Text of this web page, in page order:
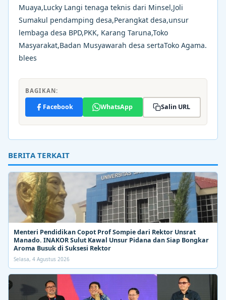
Muaya,Lucky Langi tenaga teknis dari Minsel,Joli
Sumakul pendamping desa,Perangkat desa,unsur
lembaga desa BPD,PKK, Karang Taruna,Toko
Masyarakat,Badan Musyawarah desa sertaToko Agama.
blees
BAGIKAN:
Facebook WhatsApp Salin URL
BERITA TERKAIT
Menteri Pendidikan Copot Prof Sompie dari Rektor Unsrat
Manado. INAKOR Sulut Kawal Unsur Pidana dan Siap Bongkar
Aroma Busuk di Suksesi Rektor
Selasa, 4 Agustus 2026